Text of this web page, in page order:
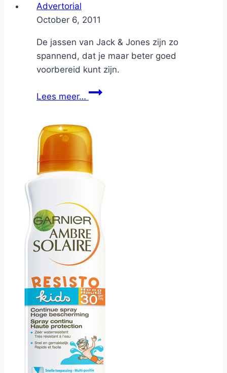
Advertorial
ByNicole
October 6, 2011
De jassen van Jack & Jones zijn zo
spannend, dat je maar beter goed
voorbereid kunt zijn.
Lees meer…